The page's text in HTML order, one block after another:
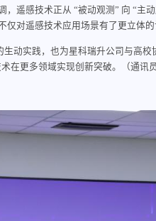
遥感技术正从 “被动观测” 向 “主
对遥感技术应用场景有了更立体的
动实践，也为星科瑞升公司与高
在更多领域实现创新突破。（通讯